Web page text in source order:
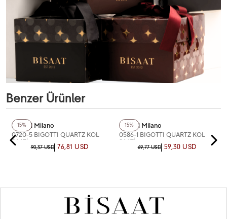
Benzer Ürünler
15%
Bigotti Milano
0720-5 BIGOTTI QUARTZ KOL
SAATİ
90,37 USD 76,81 USD
15%
Bigotti Milano
0586-1 BIGOTTI QUARTZ KOL
SAATİ
69,77 USD 59,30 USD